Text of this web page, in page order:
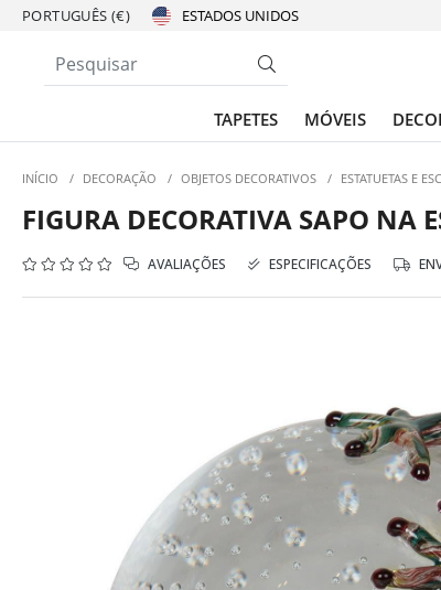
PORTUGUÊS (€)
TAPETES MÓVEIS
INÍCIO / DECORAÇÃO / OBJETOS DECORATIVOS / ESTATUETAS E
FIGURA DECORATIVA SAPO NA
AVALIAÇÕES ESPECIFICAÇÕES